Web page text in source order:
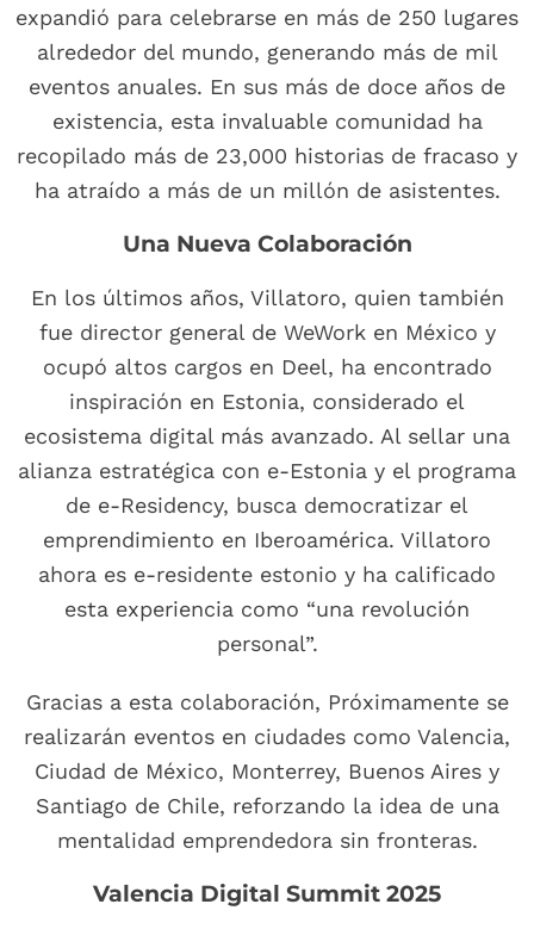
expandió para celebrarse en más de 250 lugares
alrededor del mundo, generando más de mil
eventos anuales. En sus más de doce años de
existencia, esta invaluable comunidad ha
recopilado más de 23,000 historias de fracaso y
ha atraído a más de un millón de asistentes.
Una Nueva Colaboración
En los últimos años, Villatoro, quien también
fue director general de WeWork en México y
ocupó altos cargos en Deel, ha encontrado
inspiración en Estonia, considerado el
ecosistema digital más avanzado. Al sellar una
alianza estratégica con e-Estonia y el programa
de e-Residency, busca democratizar el
emprendimiento en Iberoamérica. Villatoro
ahora es e-residente estonio y ha calificado
esta experiencia como “una revolución
personal”.
Gracias a esta colaboración, Próximamente se
realizarán eventos en ciudades como Valencia,
Ciudad de México, Monterrey, Buenos Aires y
Santiago de Chile, reforzando la idea de una
mentalidad emprendedora sin fronteras.
Valencia Digital Summit 2025